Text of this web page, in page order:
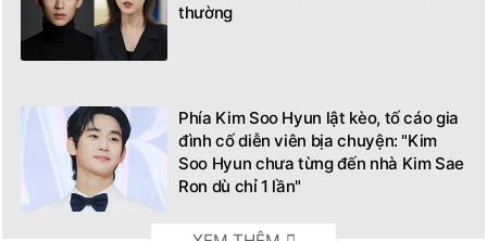
thường
Phía Kim Soo Hyun lật kèo, tố cáo gia
đình cố diễn viên bịa chuyện: "Kim
Soo Hyun chưa từng đến nhà Kim Sae
Ron dù chỉ 1 lần"